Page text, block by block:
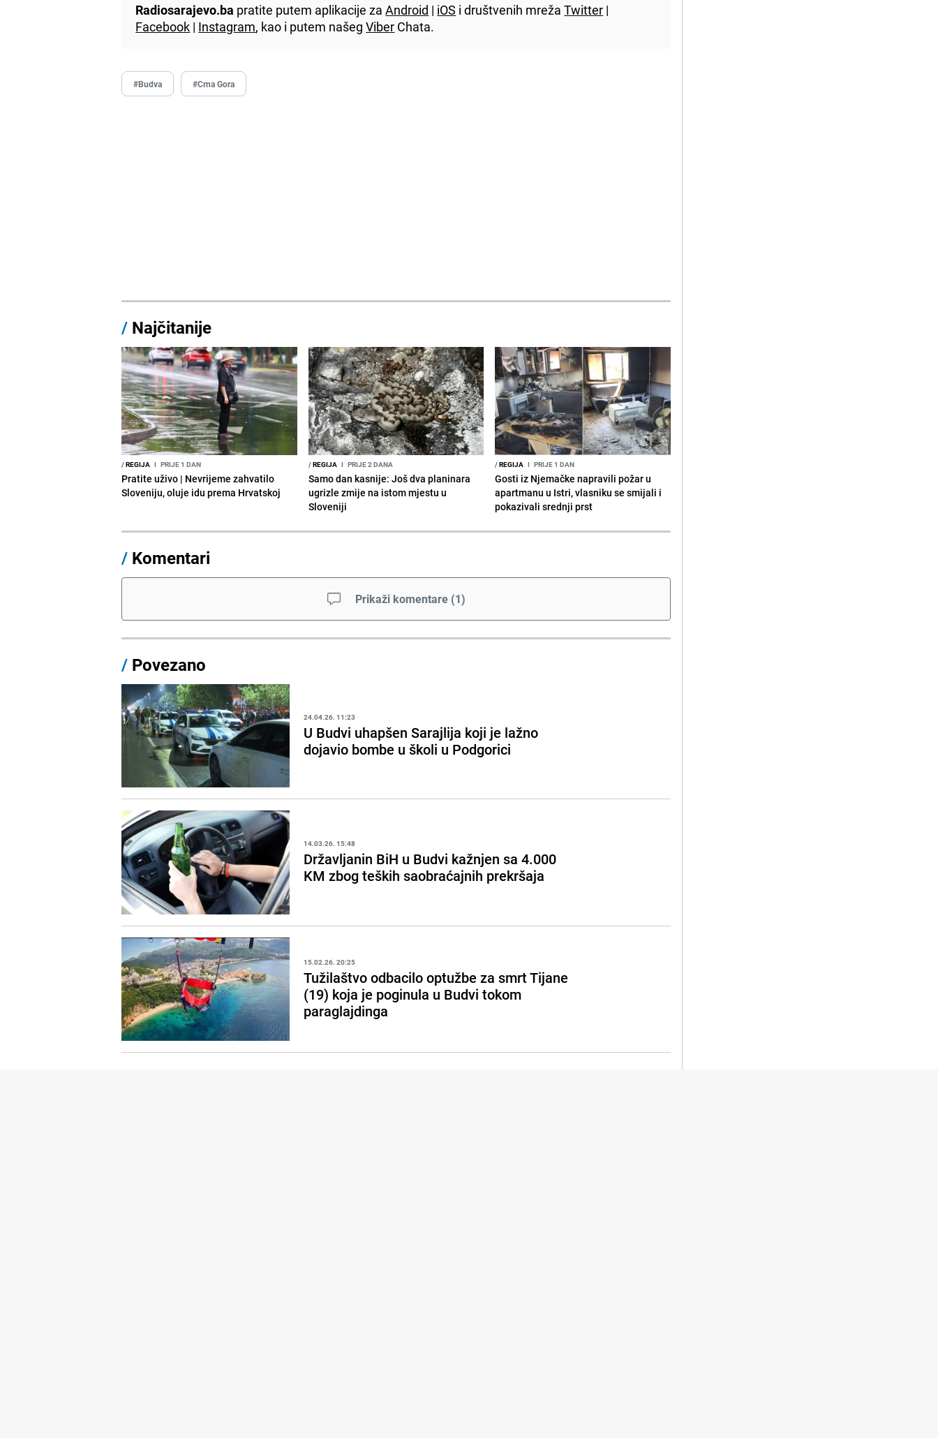
Radiosarajevo.ba pratite putem aplikacije zaAndroid | iOS i društvenih mrežaTwitter |
Facebook | Instagram, kao i putem našegViber Chata.
#Budva #Crna Gora
/ Najčitanije
/REGIJA I PRIJE 1 DAN
Pratite uživo | Nevrijeme zahvatilo
Sloveniju, oluje idu prema Hrvatskoj
/REGIJA I PRIJE 2 DANA
Samo dan kasnije: Još dva planinara
ugrizle zmije na istom mjestu u
Sloveniji
/REGIJA I PRIJE 1 DAN
Gosti iz Njemačke napravili požar u
apartmanu u Istri, vlasniku se smijali i
pokazivali srednji prst
/ Komentari
Prikaži komentare (1)
/ Povezano
24.04.26. 11:23
U Budvi uhapšen Sarajlija koji je lažno
dojavio bombe u školi u Podgorici
14.03.26. 15:48
Državljanin BiH u Budvi kažnjen sa 4.000
KM zbog teških saobraćajnih prekršaja
15.02.26. 20:25
Tužilaštvo odbacilo optužbe za smrt Tijane
(19) koja je poginula u Budvi tokom
paraglajdinga